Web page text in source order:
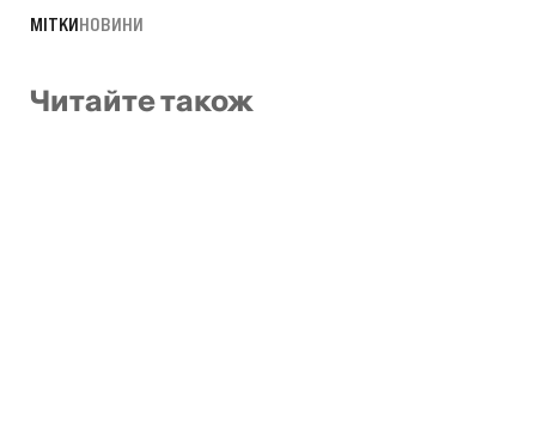
МІТКИНОВИНИ
Читайте також